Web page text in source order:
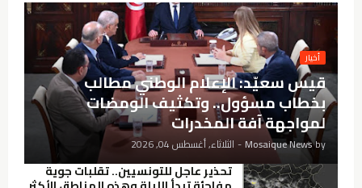
أخيار
قيس سعيّد: الإعلام الوطني مطالب
بخطاب مسؤول.. وتكثيف الومضات
لمواجهة آفة المخدرات
by
Mosaique News
- الثلاثاء, أغسطس 04, 2026
تحذير عاجل للتونسيين.. تقلبات جوية